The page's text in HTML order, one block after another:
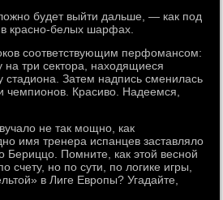
будет выйти дальше, — как под
красно-белых шарфах.
соответствующим перфомансом:
три сектора, находящиеся
стадиона. Затем надпись сменилась
чемпионов. Красиво. Надеемся,
не так мощно, как
имя тренера испанцев заставляло
Бериццо. Помните, как этой весной
счету, но по сути, по логике игры,
в Лиге Европы? Угадайте,